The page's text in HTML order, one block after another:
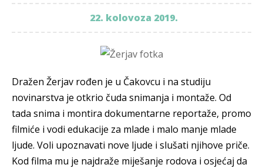
22. kolovoza 2019.
Dražen Žerjav rođen je u Čakovcu i na studiju
novinarstva je otkrio čuda snimanja i montaže. Od
tada snima i montira dokumentarne reportaže, promo
filmiće i vodi edukacije za mlade i malo manje mlade
ljude. Voli upoznavati nove ljude i slušati njihove priče.
Kod filma mu je najdraže miješanje rodova i osjećaj da